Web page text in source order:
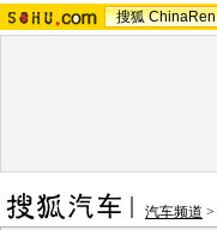
搜狐 ChinaRen
汽车频道 >